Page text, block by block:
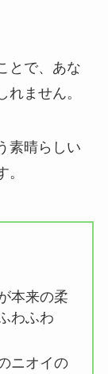
とで、あな
ません。
素晴らしい
本来の柔
わふわ
ニオイの